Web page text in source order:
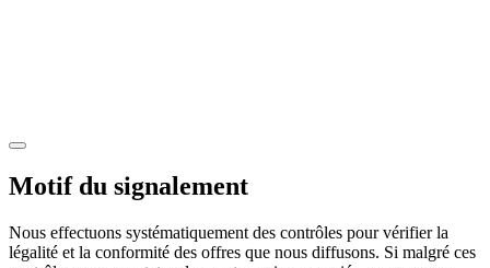
Motif du signalement
Nous effectuons systématiquement des contrôles pour vérifier la
légalité et la conformité des offres que nous diffusons. Si malgré ces